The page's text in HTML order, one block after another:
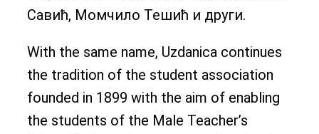
Савић, Момчило Тешић и други.
With the same name, Uzdanica continues
the tradition of the student association
founded in 1899 with the aim of enabling
the students of the Male Teacher’s